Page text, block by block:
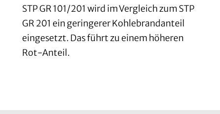
STP GR 101/201 wird im Vergleich zum STP
GR 201 ein geringerer Kohlebrandanteil
eingesetzt. Das führt zu einem höheren
Rot-Anteil.